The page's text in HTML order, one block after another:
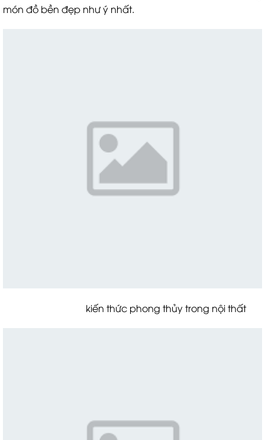
món đồ bền đẹp như ý nhất.
kiến thức phong thủy trong nội thất